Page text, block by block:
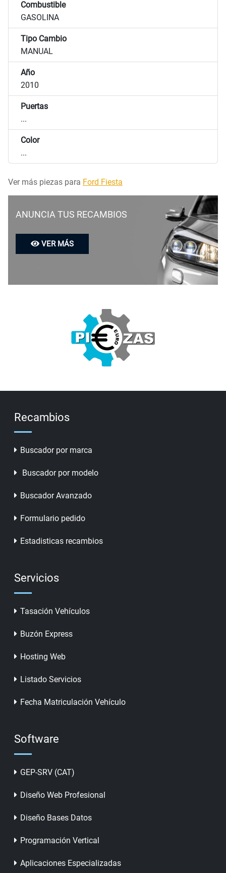
Combustible
GASOLINA
Tipo Cambio
MANUAL
Año
2010
Puertas
...
Color
...
Ver más piezas para Ford Fiesta
ANUNCIA TUS RECAMBIOS
VER MÁS
Recambios
Buscador por marca
Buscador por modelo
Buscador Avanzado
Formulario pedido
Estadisticas recambios
Servicios
Tasación Vehículos
Buzón Express
Hosting Web
Listado Servicios
Fecha Matriculación Vehículo
Software
GEP-SRV (CAT)
Diseño Web Profesional
Diseño Bases Datos
Programación Vertical
Aplicaciones Especializadas